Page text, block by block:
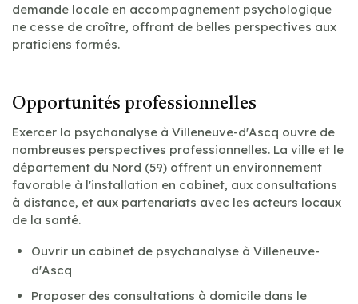
demande locale en accompagnement psychologique
ne cesse de croître, offrant de belles perspectives aux
praticiens formés.
Opportunités professionnelles
Exercer la psychanalyse à Villeneuve-d'Ascq ouvre de
nombreuses perspectives professionnelles. La ville et le
département du Nord (59) offrent un environnement
favorable à l'installation en cabinet, aux consultations
à distance, et aux partenariats avec les acteurs locaux
de la santé.
Ouvrir un cabinet de psychanalyse à Villeneuve-
d'Ascq
Proposer des consultations à domicile dans le